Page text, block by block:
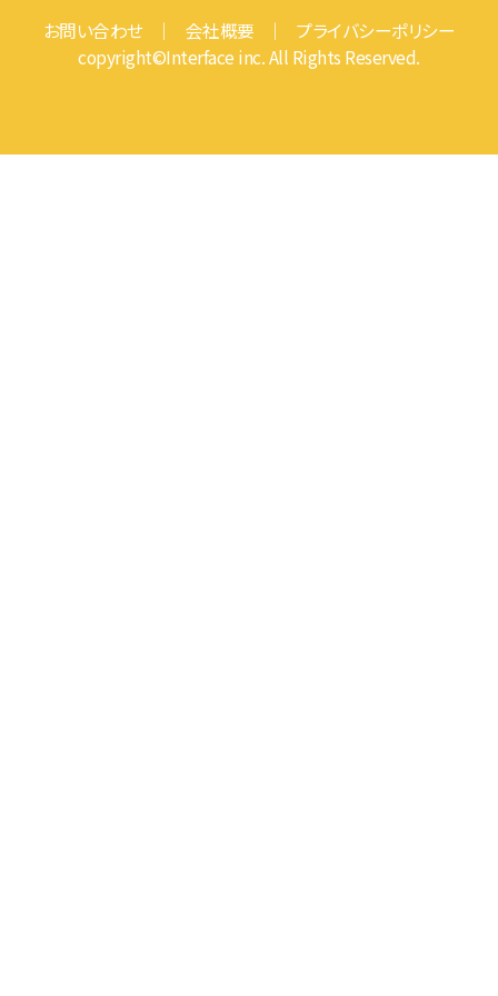
お問い合わせ ｜ 会社概要 ｜
プライバシーポリシー
copyright©Interface inc. All Rights Reserved.